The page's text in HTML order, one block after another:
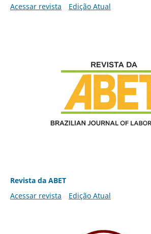
Acessar revista Edição Atual
Revista da ABET
Acessar revista
Edição Atual